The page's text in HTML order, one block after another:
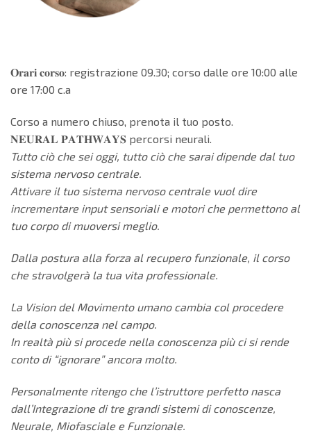
𝐎𝐫𝐚𝐫𝐢 𝐜𝐨𝐫𝐬𝐨: registrazione 09.30; corso dalle ore 10:00 alle
ore 17:00 c.a
Corso a numero chiuso, prenota il tuo posto.
𝐍𝐄𝐔𝐑𝐀𝐋 𝐏𝐀𝐓𝐇𝐖𝐀𝐘𝐒 percorsi neurali.
Tutto ciò che sei oggi, tutto ciò che sarai dipende dal tuo
sistema nervoso centrale.
Attivare il tuo sistema nervoso centrale vuol dire
incrementare input sensoriali e motori che permettono al
tuo corpo di muoversi meglio.
Dalla postura alla forza al recupero funzionale, il corso
che stravolgerà la tua vita professionale.
La Vision del Movimento umano cambia col procedere
della conoscenza nel campo.
In realtà più si procede nella conoscenza più ci si rende
conto di “ignorare” ancora molto.
Personalmente ritengo che l’istruttore perfetto nasca
dall’Integrazione di tre grandi sistemi di conoscenze,
Neurale, Miofasciale e Funzionale.